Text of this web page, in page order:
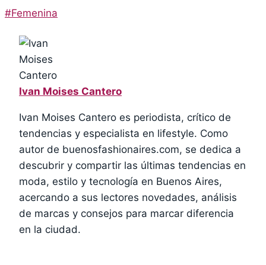
Post
#Femenina
Ivan Moises Cantero
Ivan Moises Cantero es periodista, crítico de
tendencias y especialista en lifestyle. Como
autor de buenosfashionaires.com, se dedica a
descubrir y compartir las últimas tendencias en
moda, estilo y tecnología en Buenos Aires,
acercando a sus lectores novedades, análisis
de marcas y consejos para marcar diferencia
en la ciudad.